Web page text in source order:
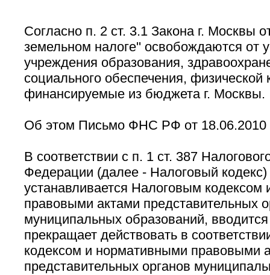
Согласно п. 2 ст. 3.1 Закона г. Москвы
земельном налоге'' освобождаются от
учреждения образования,
социального обеспечения, физической
финансируемые из бюджета г. Москвы.
Об этом Письмо ФНС РФ от 18.06.2010
В соответствии с п. 1 ст. 387
Федерации (далее - Налоговый
устанавливается Налоговым
правовыми актами представительных
муниципальных образований,
прекращает действовать в
кодексом и нормативными правовыми
представительных органов